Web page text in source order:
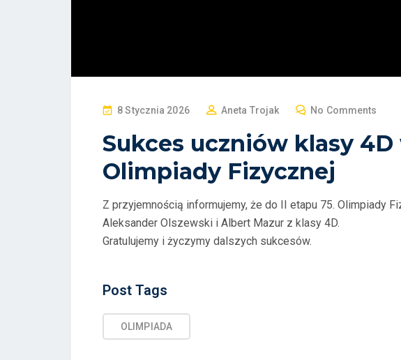
P
S
T
E
D
O
N
8 Stycznia 2026 Aneta Trojak No Comments
Sukces uczniów klasy 4D
Olimpiady Fizycznej
Z przyjemnością informujemy, że do II etapu 75. Olimpiady
Aleksander Olszewski i Albert Mazur z klasy 4D.
Gratulujemy i życzymy dalszych sukcesów.
Post Tags
OLIMPIADA